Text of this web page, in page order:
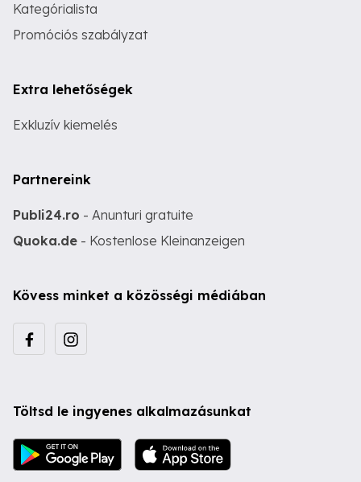
Kategórialista
Promóciós szabályzat
Extra lehetőségek
Exkluzív kiemelés
Partnereink
Publi24.ro - Anunturi gratuite
Quoka.de - Kostenlose Kleinanzeigen
Kövess minket a közösségi médiában
Töltsd le ingyenes alkalmazásunkat